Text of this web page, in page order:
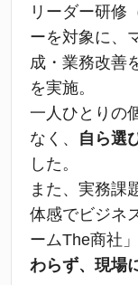
リーダー研修
ーを対象に、
成・業務改善
を実施。
一人ひとりの
なく、 自ら選
した。
また、実務課
体感でビジネ
ームThe商社
わらず、現場